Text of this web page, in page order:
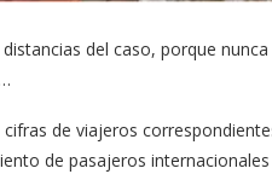
del caso, porque
de viajeros
de pasajeros